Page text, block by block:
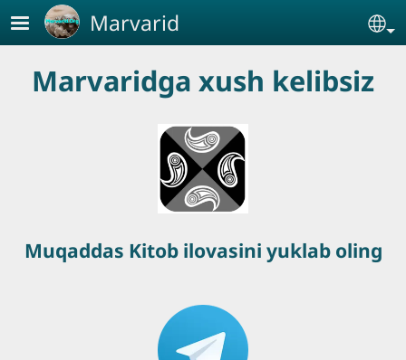
Skip to main content
Marvarid
Marvaridga xush kelibsiz
Muqaddas Kitob ilovasini yuklab oling